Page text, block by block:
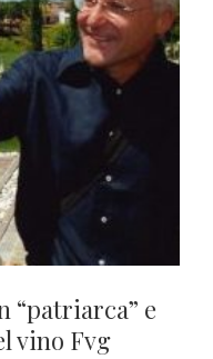
“patriarca” e
vino Fvg